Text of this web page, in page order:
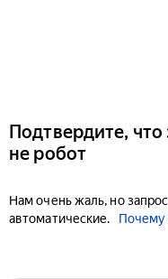
Подтвердите,
не робот
Нам очень жаль, но
автоматические.
Почему